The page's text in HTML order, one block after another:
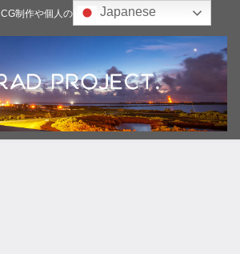
CG制作や個人の雑記ブログJapanese